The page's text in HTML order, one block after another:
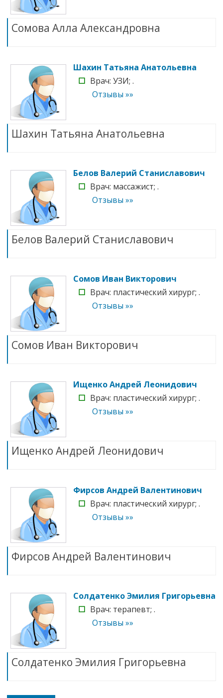
Сомова Алла Александровна
Шахин Татьяна Анатольевна
☐ Врач: УЗИ; .
Отзывы »»
Шахин Татьяна Анатольевна
Белов Валерий Станиславович
☐ Врач: массажист; .
Отзывы »»
Белов Валерий Станиславович
Сомов Иван Викторович
☐ Врач: пластический хирург; .
Отзывы »»
Сомов Иван Викторович
Ищенко Андрей Леонидович
☐ Врач: пластический хирург; .
Отзывы »»
Ищенко Андрей Леонидович
Фирсов Андрей Валентинович
☐ Врач: пластический хирург; .
Отзывы »»
Фирсов Андрей Валентинович
Солдатенко Эмилия Григорьевна
☐ Врач: терапевт; .
Отзывы »»
Солдатенко Эмилия Григорьевна